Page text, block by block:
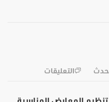
التعليقات